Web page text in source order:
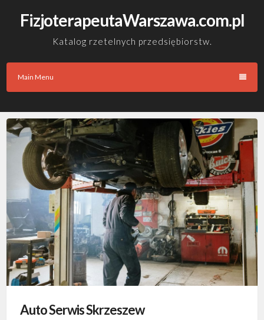
FizjoterapeutaWarszawa.com.pl
Katalog rzetelnych przedsiębiorstw.
Main Menu
Auto Serwis Skrzeszew